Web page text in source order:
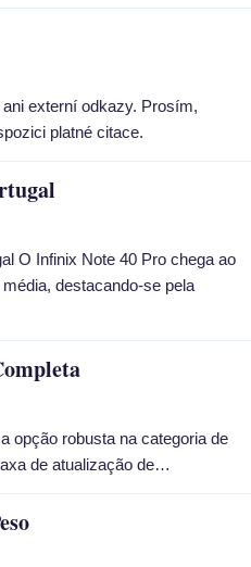
externí odkazy. Prosím,
platné citace.
O Infinix Note 40 Pro chega ao
destacando-se pela
opção robusta na categoria de
de atualização de…